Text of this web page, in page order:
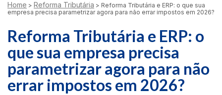
Home > Reforma Tributária > Reforma Tributária e ERP: o que sua
empresa precisa parametrizar agora para não errar impostos em 2026?
Reforma Tributária e ERP: o
que sua empresa precisa
parametrizar agora para não
errar impostos em 2026?